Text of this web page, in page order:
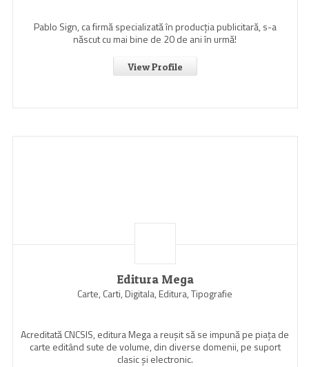
Pablo Sign, ca firmă specializată în producția publicitară, s-a
născut cu mai bine de 20 de ani în urmă!
View Profile
Editura Mega
Carte, Carti, Digitala, Editura, Tipografie
Acreditată CNCSIS, editura Mega a reuşit să se impună pe piaţa de
carte editând sute de volume, din diverse domenii, pe suport
clasic şi electronic.